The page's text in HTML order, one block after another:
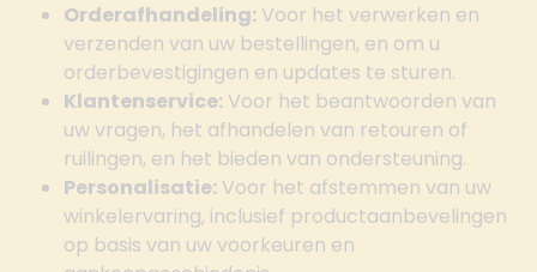
Orderafhandeling: Voor het verwerken en
verzenden van uw bestellingen, en om u
orderbevestigingen en updates te sturen.
Klantenservice: Voor het beantwoorden van
uw vragen, het afhandelen van retouren of
ruilingen, en het bieden van ondersteuning.
Personalisatie: Voor het afstemmen van uw
winkelervaring, inclusief productaanbevelingen
op basis van uw voorkeuren en